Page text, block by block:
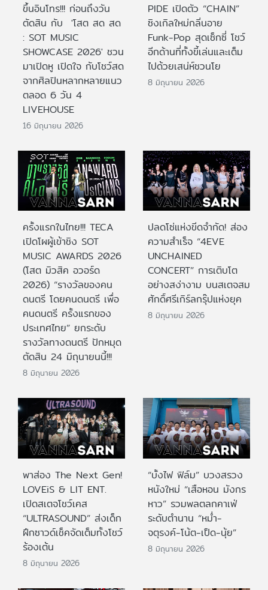
ขึ้นอินโทร!!! ก่อนถึงวัน
ตัดสิน กับ 'โสต สด สด
: SOT MUSIC
SHOWCASE 2026' ชวน
มาเปิดหู เปิดใจ กับโชว์สด
จากศิลปินหลากหลายแนว
ตลอด 6 วัน 4
LIVEHOUSE
16 มิถุนายน 2026
PIDE เปิดตัว “CHAIN”
ซิงเกิลใหม่กลิ่นอาย
Funk-Pop สุดเซ็กซี่ โชว์
อีกด้านที่ทั้งขี้เล่นและเต็ม
ไปด้วยเสน่ห์ชวนโย
8 มิถุนายน 2026
ครั้งแรกในไทย!!! TECA
เปิดโผผู้เข้าชิง SOT
MUSIC AWARDS 2026
(โสต มิวสิค อวอร์ด
2026) “รางวัลของคน
ดนตรี โดยคนดนตรี เพื่อ
คนดนตรี ครั้งแรกของ
ประเทศไทย” ยกระดับ
รางวัลทางดนตรี ปักหมุด
ตัดสิน 24 มิถุนายนนี้!!!
8 มิถุนายน 2026
ปลดโซ่แห่งขีดจำกัด! ส่อง
ความสำเร็จ “4EVE
UNCHAINED
CONCERT” การเติบโต
อย่างสง่างาม บนสเตจสม
ศักดิ์ศรีเกิร์ลกรุ๊ปแห่งยุค
8 มิถุนายน 2026
พาส่อง The Next Gen!
LOVEiS & LIT ENT.
เปิดสเตจโชว์เคส
“ULTRASOUND” ส่งเด็ก
ฝึกซาวด์เช็คจัดเต็มทั้งโชว์
ร้องเต้น
8 มิถุนายน 2026
“บั้งไฟ ฟิล์ม” บวงสรวง
หนังใหม่ “เสือหอน มังกร
หาว” รวมพลตลกคาเฟ่
ระดับตำนาน “หม่ำ-
จตุรงค์-โน้ต-เป็ด-นุ้ย”
8 มิถุนายน 2026